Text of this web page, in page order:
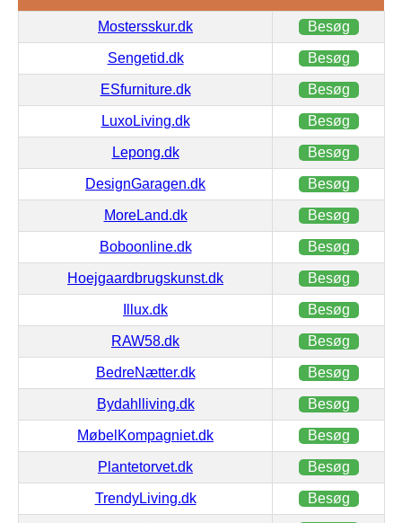
Mostersskur.dk Besøg
Sengetid.dk Besøg
ESfurniture.dk Besøg
LuxoLiving.dk Besøg
Lepong.dk Besøg
DesignGaragen.dk Besøg
MoreLand.dk Besøg
Boboonline.dk Besøg
Hoejgaardbrugskunst.dk Besøg
Illux.dk Besøg
RAW58.dk Besøg
BedreNætter.dk Besøg
Bydahlliving.dk Besøg
MøbelKompagniet.dk Besøg
Plantetorvet.dk Besøg
TrendyLiving.dk Besøg